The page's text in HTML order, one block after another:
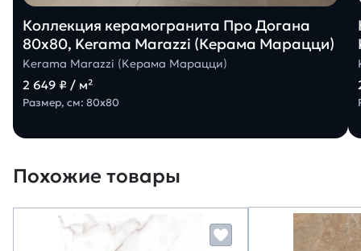
Коллекция керамогранита Про Догана
80х80, Kerama Marazzi (Керама Марацци)
Kerama Marazzi (Керама Марацци)
2 649 ₽ / м²
Размер, см: 80х80
Похожие товары